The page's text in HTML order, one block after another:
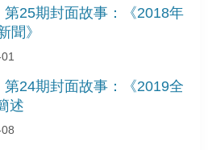
25期封面故事：《2018年
聞》
24期封面故事：《2019全
述